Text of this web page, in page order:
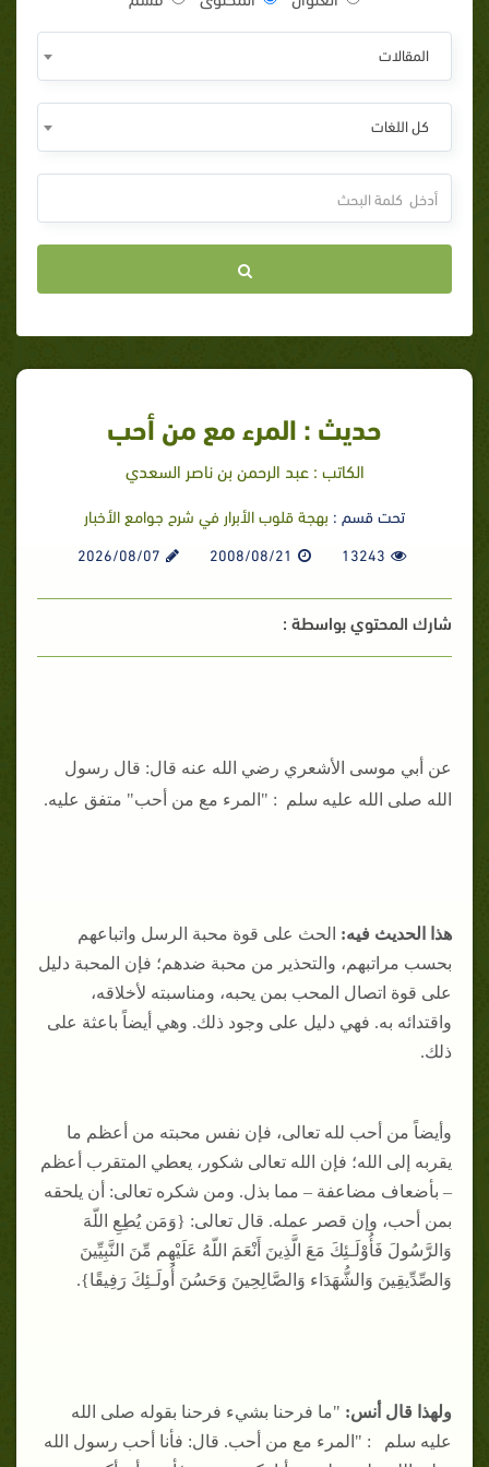
المقالات
كل اللغات
حديث : المرء مع من أحب
الكاتب : عبد الرحمن بن ناصر السعدي
تحت قسم : بهجة قلوب الأبرار في شرح جوامع الأخبار
13243
2008/08/21
2026/08/07
شارك المحتوي بواسطة :
عن أبي موسى الأشعري رضي الله عنه قال: قال رسول
الله صلى الله عليه سلم : "المرء مع من أحب" متفق عليه.
هذا الحديث فيه: الحث على قوة محبة الرسل واتباعهم
بحسب مراتبهم، والتحذير من محبة ضدهم؛ فإن المحبة دليل
على قوة اتصال المحب بمن يحبه، ومناسبته لأخلاقه،
واقتدائه به. فهي دليل على وجود ذلك. وهي أيضاً باعثة على
ذلك.
وأيضاً من أحب لله تعالى، فإن نفس محبته من أعظم ما
يقربه إلى الله؛ فإن الله تعالى شكور، يعطي المتقرب أعظم
– بأضعاف مضاعفة – مما بذل. ومن شكره تعالى: أن يلحقه
بمن أحب، وإن قصر عمله. قال تعالى: {وَمَن يُطِعِ اللّهَ
وَالرَّسُولَ فَأُوْلَـئِكَ مَعَ الَّذِينَ أَنْعَمَ اللّهُ عَلَيْهِم مِّنَ النَّبِيِّينَ
وَالصِّدِّيقِينَ وَالشُّهَدَاء وَالصَّالِحِينَ وَحَسُنَ أُولَـئِكَ رَفِيقًا}.
ولهذا قال أنس: "ما فرحنا بشيء فرحنا بقوله صلى الله
عليه سلم : "المرء مع من أحب. قال: فأنا أحب رسول الله